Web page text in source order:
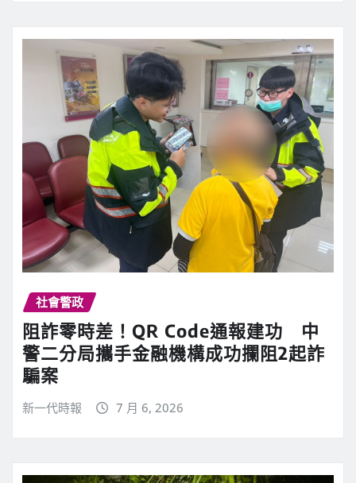
社會警政
阻詐零時差！QR Code通報建功 中
警二分局攜手金融機構成功攔阻2起詐
騙案
新一代時報 7 月 6, 2026